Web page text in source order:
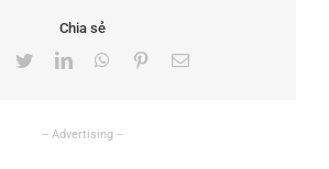
Chia sẻ
Facebook
TwitterLinkedInWhatsApp
PinterestEmail